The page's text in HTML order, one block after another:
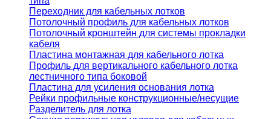
Переходник для кабельных лотков
Потолочный профиль для кабельных лотков
Потолочный кронштейн для системы прокладки
кабеля
Пластина монтажная для кабельного лотка
Профиль для вертикального кабельного лотка
лестничного типа боковой
Пластина для усиления основания лотка
Рейки профильные конструкционные/несущие
Разделитель для лотка